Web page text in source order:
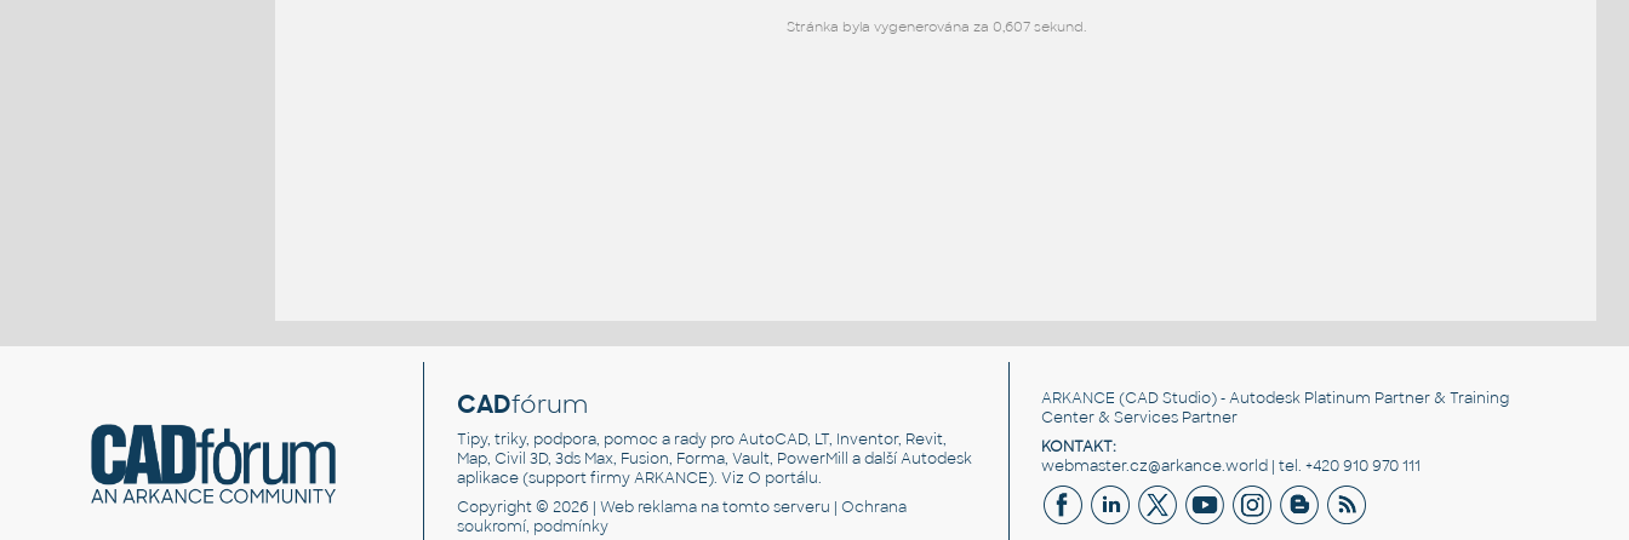
Stránka byla vygenerována za 0,607 sekund.
CADfórum
Tipy, triky, podpora, pomoc a rady pro AutoCAD, LT, Inventor, Revit,
Map, Civil 3D, 3ds Max, Fusion, Forma, Vault, PowerMill a další Autodesk
aplikace (support firmy ARKANCE). VizO portálu.
Copyright © 2026 |Web reklama na tomto serveru |Ochrana
soukromí, podmínky
ARKANCE (CAD Studio) - Autodesk Platinum Partner & Training
Center & Services Partner
KONTAKT:
webmaster.cz@arkance.world | tel. +420 910 970 111